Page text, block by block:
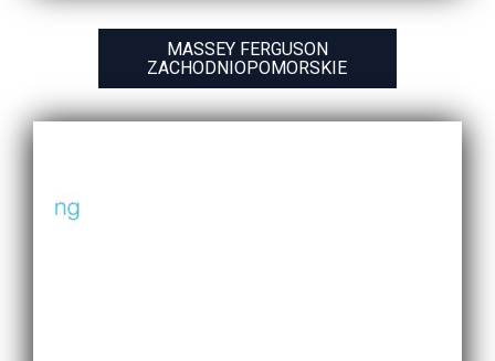
MASSEY FERGUSON
ZACHODNIOPOMORSKIE